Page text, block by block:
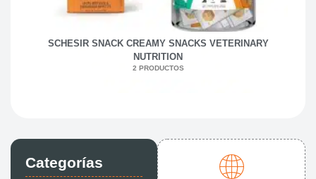
Categorías
SCHESIR SNACK CREAMY SNACKS VETERINARY
NUTRITION
2 PRODUCTOS